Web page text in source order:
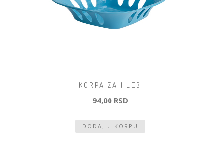
KORPA ZA HLEB
94,00 RSD